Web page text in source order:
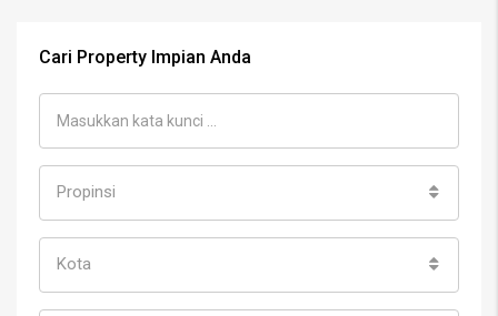
Cari Property Impian Anda
Propinsi
Kota